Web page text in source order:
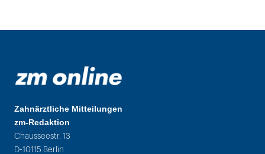
Zahnärztliche Mitteilungen
zm-Redaktion
Chausseestr. 13
D-10115 Berlin